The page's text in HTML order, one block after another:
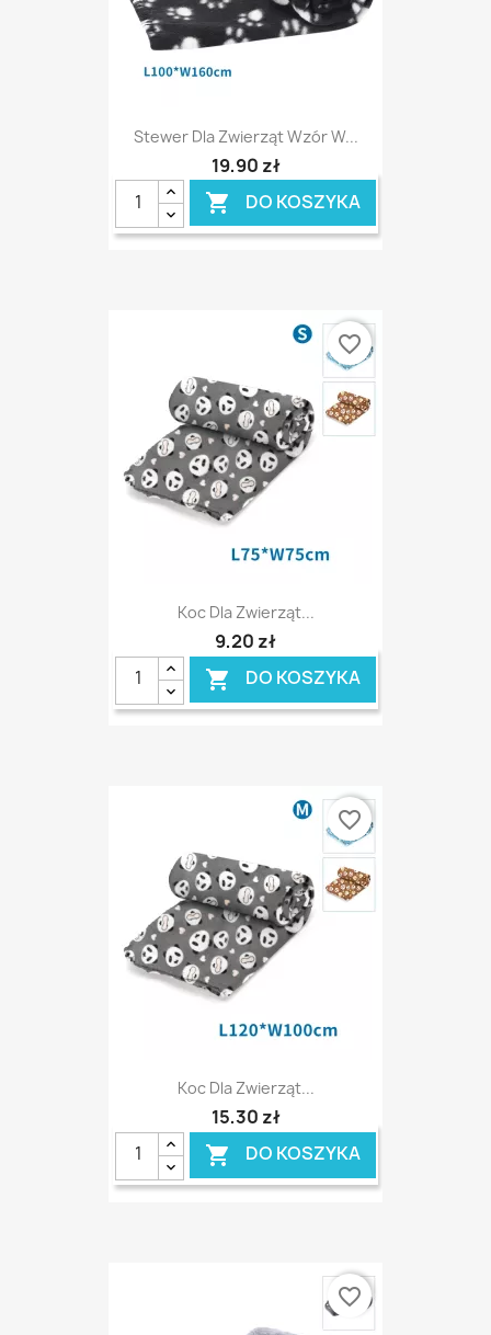
Stewer Dla Zwierząt Wzór W...
19,90 zł
 DO KOSZYKA
Koc Dla Zwierząt...
9,20 zł
 DO KOSZYKA
favorite_border
Koc Dla Zwierząt...
15,30 zł
 DO KOSZYKA
favorite_border
favorite_border